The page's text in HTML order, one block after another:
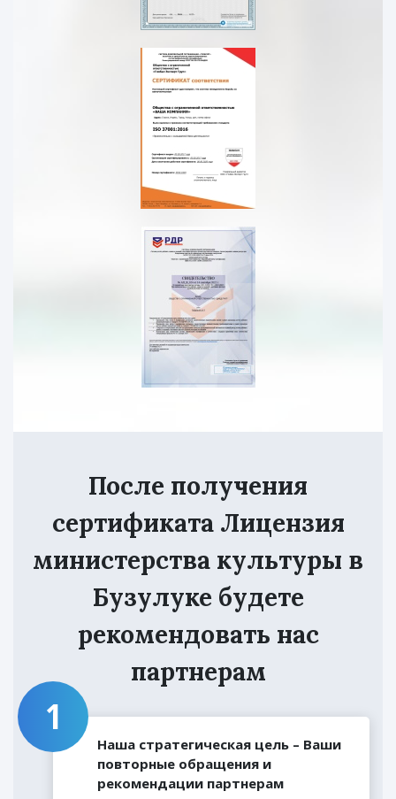
После получения
сертификата Лицензия
министерства культуры в
Бузулуке будете
рекомендовать нас
партнерам
Наша стратегическая цель – Ваши
повторные обращения и
рекомендации партнерам